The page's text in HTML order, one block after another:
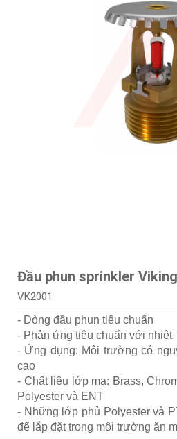
Đầu phun sprinkler
VK2001
- Dòng đầu phun tiêu chuẩn
- Phản ứng tiêu chuẩn với nhiệt
- Ứng dụng: Môi trường có
cao
- Chất liệu lớp mạ: Brass,
Polyester và ENT
- Những lớp phủ Polyester và
để lắp đặt trong môi trường ăn